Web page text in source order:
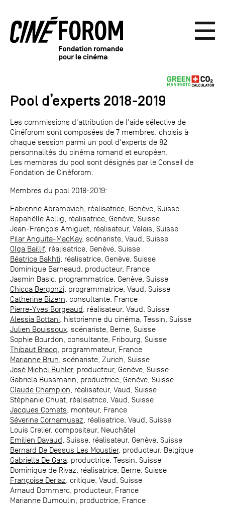
Pool d’experts 2018-2019
Les commissions d'attribution de l'aide sélective de
Cinéforom sont composées de 7 membres, choisis à
chaque session parmi un pool d'experts de 82
personnalités du cinéma romand et européen.
Les membres du pool sont désignés par le Conseil de
Fondation de Cinéforom.
Membres du pool 2018-2019:
Fabienne Abramovich , réalisatrice, Genève, Suisse
Rapahëlle Aellig, réalisatrice, Genève, Suisse
Jean-François Amiguet, réalisateur, Valais, Suisse
Pilar Anguita-MacKay, scénariste, Vaud, Suisse
Olga Baillif, réalisatrice, Genève, Suisse
Béatrice Bakhti , réalisatrice, Genève, Suisse
Dominique Barneaud, producteur, France
Jasmin Basic, programmatrice, Genève, Suisse
Chicca Bergonzi , programmatrice, Vaud, Suisse
Catherine Bizern , consultante, France
Pierre-Yves Borgeaud , réalisateur, Vaud, Suisse
Alessia Bottani , historienne du cinéma, Tessin, Suisse
Julien Bouissoux , scénariste, Berne, Suisse
Sophie Bourdon, consultante, Fribourg, Suisse
Thibaut Bracq , programmateur, France
Marianne Brun , scénariste, Zurich, Suisse
José Michel Buhler, producteur, Genève, Suisse
Gabriela Bussmann, productrice, Genève, Suisse
Claude Champion , réalisateur, Vaud, Suisse
Stéphanie Chuat, réalisatrice, Vaud, Suisse
Jacques Comets , monteur, France
Séverine Cornamusaz , réalisatrice, Vaud, Suisse
Louis Crelier, compositeur, Neuchâtel
Emilien Davaud , Suisse, réalisateur, Genève, Suisse
Bernard De Dessus Les Moustier, producteur, Belgique
Gabriella De Gara , productrice, Tessin, Suisse
Dominique de Rivaz, réalisatrice, Berne, Suisse
Françoise Deriaz , critique, Vaud, Suisse
Arnaud Dommerc, producteur, France
Marianne Dumoulin, productrice, France